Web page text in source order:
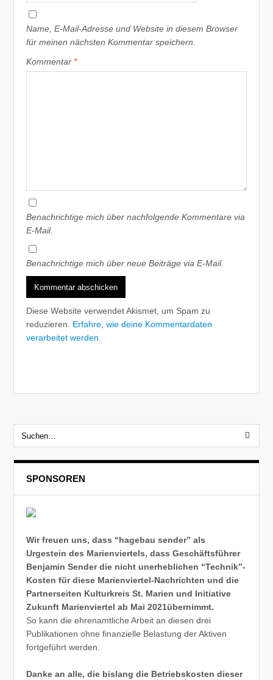
Name, E-Mail-Adresse und Website in diesem Browser
für meinen nächsten Kommentar speichern.
Kommentar *
Benachrichtige mich über nachfolgende Kommentare via
E-Mail.
Benachrichtige mich über neue Beiträge via E-Mail.
Diese Website verwendet Akismet, um Spam zu
reduzieren. Erfahre, wie deine Kommentardaten
verarbeitet werden.
SPONSOREN
Wir freuen uns, dass “hagebau sender” als
Urgestein des Marienviertels, dass Geschäftsführer
Benjamin Sender die nicht unerheblichen “Technik”-
Kosten für diese Marienviertel-Nachrichten und die
Partnerseiten Kulturkreis St. Marien und Initiative
Zukunft Marienviertel ab Mai 2021übernimmt.
So kann die ehrenamtliche Arbeit an diesen drei
Publikationen ohne finanzielle Belastung der Aktiven
fortgeführt werden.
Danke an alle, die bislang die Betriebskosten dieser